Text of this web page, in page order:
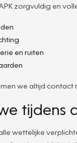
zorgvuldig en
en ruiten
we altijd
tijdens
wettelijke